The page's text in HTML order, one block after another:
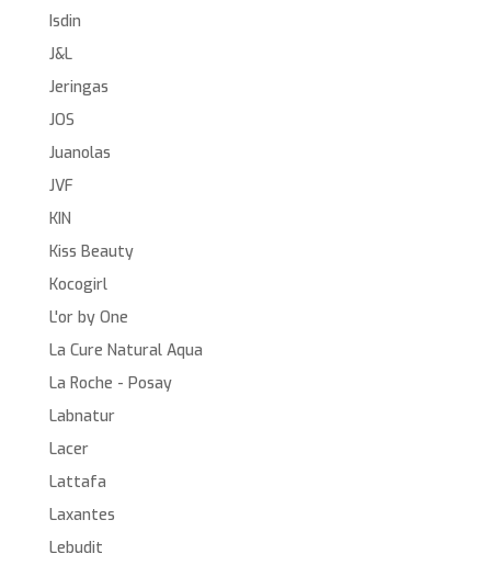
Isdin
J&L
Jeringas
JOS
Juanolas
JVF
KIN
Kiss Beauty
Kocogirl
L'or by One
La Cure Natural Aqua
La Roche - Posay
Labnatur
Lacer
Lattafa
Laxantes
Lebudit